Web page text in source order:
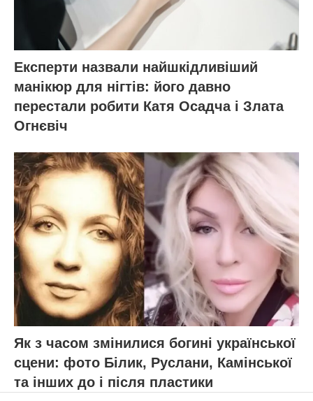
Експерти назвали найшкідливіший
манікюр для нігтів: його давно
перестали робити Катя Осадча і Злата
Огнєвіч
Як з часом змінилися богині української
сцени: фото Білик, Руслани, Камінської
та інших до і після пластики